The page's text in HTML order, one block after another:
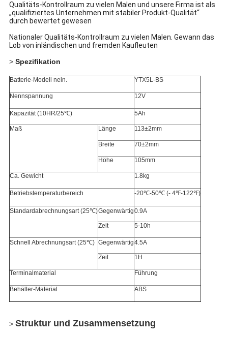
Hinterlass eine Nachricht
Qualitäts-Kontrollraum zu vielen Malen und unsere Firma ist als
„qualifiziertes Unternehmen mit stabiler Produkt-Qualität“
durch bewertet gewesen
Nationaler Qualitäts-Kontrollraum zu vielen Malen. Gewann das
Lob von inländischen und fremden Kaufleuten
> Spezifikation
Batterie-Modell nein. YTX5L-BS
Nennspannung 12V
Kapazität (10HR/25℃) 5Ah
Maß Länge 113±2mm
Breite 70±2mm
Höhe 105mm
Ca. Gewicht 1.8kg
Betriebstemperaturbereich -20℃-50℃ (- 4℉-122℉)
Standardabrechnungsart (25℃)Gegenwärtig0.9A
Zeit 5-10h
Schnell Abrechnungsart (25℃) Gegenwärtig4.5A
Zeit 1H
Terminalmaterial Führung
Behälter-Material ABS
> Struktur und Zusammensetzung